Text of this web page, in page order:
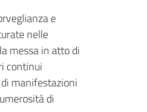
e
nelle
messa in atto di
continui
manifestazioni
di